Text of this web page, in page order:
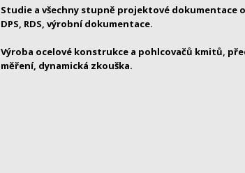
Studie a všechny stupně projektové dokumentace
DPS, RDS, výrobní dokumentace.
Výroba ocelové konstrukce a pohlcovačů kmitů,
měření, dynamická zkouška.